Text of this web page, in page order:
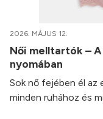
2026. MÁJUS 12.
Női melltartók –
nyomában
Sok nő fejében él az
minden ruhához és